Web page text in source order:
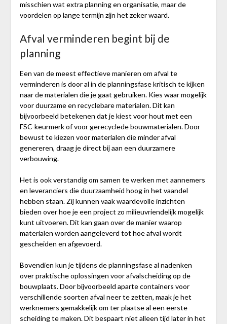
misschien wat extra planning en organisatie, maar de
voordelen op lange termijn zijn het zeker waard.
Afval verminderen begint bij de
planning
Een van de meest effectieve manieren om afval te
verminderen is door al in de planningsfase kritisch te kijken
naar de materialen die je gaat gebruiken. Kies waar mogelijk
voor duurzame en recyclebare materialen. Dit kan
bijvoorbeeld betekenen dat je kiest voor hout met een
FSC-keurmerk of voor gerecyclede bouwmaterialen. Door
bewust te kiezen voor materialen die minder afval
genereren, draag je direct bij aan een duurzamere
verbouwing.
Het is ook verstandig om samen te werken met aannemers
en leveranciers die duurzaamheid hoog in het vaandel
hebben staan. Zij kunnen vaak waardevolle inzichten
bieden over hoe je een project zo milieuvriendelijk mogelijk
kunt uitvoeren. Dit kan gaan over de manier waarop
materialen worden aangeleverd tot hoe afval wordt
gescheiden en afgevoerd.
Bovendien kun je tijdens de planningsfase al nadenken
over praktische oplossingen voor afvalscheiding op de
bouwplaats. Door bijvoorbeeld aparte containers voor
verschillende soorten afval neer te zetten, maak je het
werknemers gemakkelijk om ter plaatse al een eerste
scheiding te maken. Dit bespaart niet alleen tijd later in het